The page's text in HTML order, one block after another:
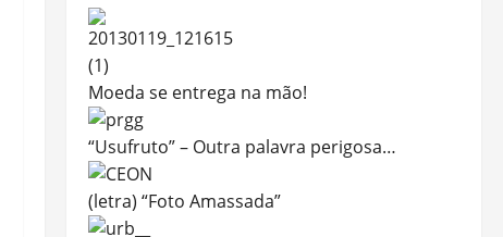
Moeda se entrega na mão!
“Usufruto” – Outra palavra perigosa…
(letra) “Foto Amassada”